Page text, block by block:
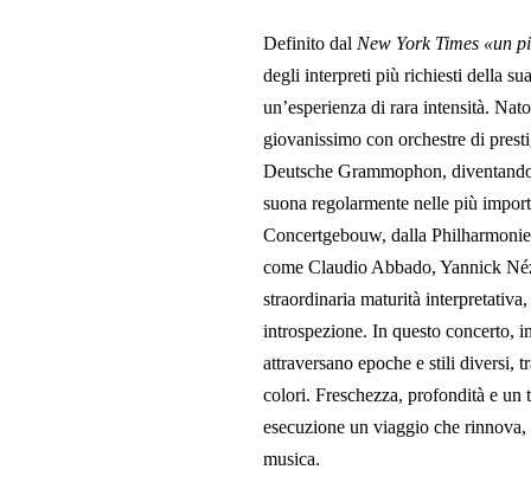
Definito dal New York Times «un
degli interpreti più richiesti della
un’esperienza di rara intensità.
giovanissimo con orchestre di
Deutsche Grammophon,
suona regolarmente nelle più
Concertgebouw, dalla
come Claudio Abbado, Yannick
straordinaria maturità
introspezione. In questo concerto,
attraversano epoche e stili diversi,
colori. Freschezza, profondità e
esecuzione un viaggio che
musica.